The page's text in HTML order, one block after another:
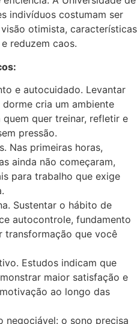
indivíduos costumam ser
otimista, características
reduzem caos.
e autocuidado. Levantar
cria um ambiente
quer treinar, refletir e
pressão.
Nas primeiras horas,
ainda não começaram,
para trabalho que exige
Sustentar o hábito de
autocontrole, fundamento
transformação que você
Estudos indicam que
maior satisfação e
ao longo das
negociável: o sono precisa